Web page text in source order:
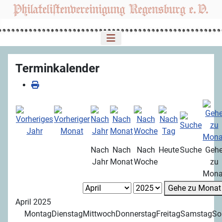
Terminkalender
Nach
Jahr
Nach
Monat
Nach
Woche
HeuteSuche
zu
Gehe zu Monat
April 2025
MontagDienstagMittwochDonnerstagFreitagSamstag